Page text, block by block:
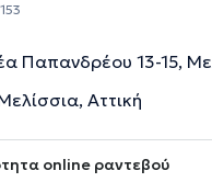
Παπανδρέου 13-15,
Αττική
online ραντεβού